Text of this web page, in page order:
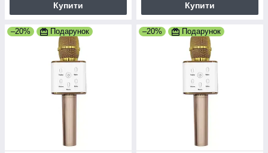
Купити Купити
–20% Подарунок –20% Подарунок